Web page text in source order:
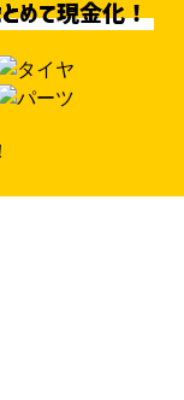
とめて現金化！